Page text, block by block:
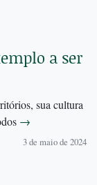
a ser
sua cultura
→
3 de maio de 2024